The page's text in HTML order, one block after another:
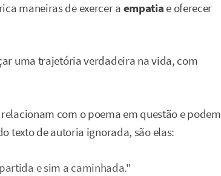
maneiras de exercer a empatia e oferecer
uma trajetória verdadeira na vida, com
com o poema em questão e podem
texto de autoria ignorada, são elas:
e sim a caminhada."